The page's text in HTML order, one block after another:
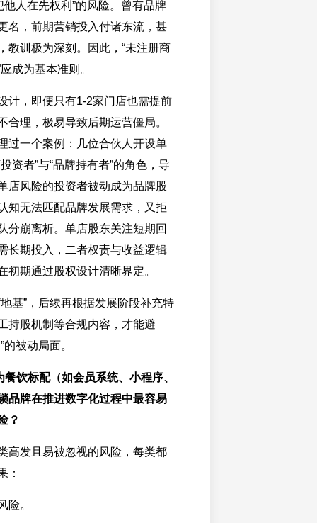
他人在先权利”的风险。曾有品牌
名，前期营销投入付诸东流，甚
教训极为深刻。因此，“未注册商
成为基本准则。
计，即便只有1-2家门店也需提前
合理，极易导致后期运营僵局。
过一个案例：几位合伙人开设单
资者”与“品牌持有者”的角色，导
店风险的投资者被动成为品牌股
知无法匹配品牌发展需求，又拒
分崩离析。单店股东关注短期回
长期投入，二者权责与收益逻辑
初期通过股权设计清晰界定。
基”，后续再根据发展阶段补充特
持股机制等合规内容，才能避
被动局面。
饮标配（如会员系统、小程序、
品牌在推进数字化过程中最容易
？
高发且易被忽视的风险，每类都
：
险。